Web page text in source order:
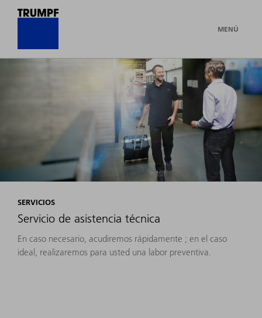
MENÚ
SERVICIOS
Servicio de asistencia técnica
En caso necesario, acudiremos rápidamente ; en el caso
ideal, realizaremos para usted una labor preventiva.